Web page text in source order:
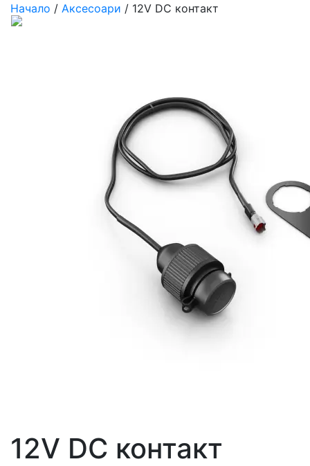
Начало / Аксесоари / 12V DC контакт
12V DC контакт